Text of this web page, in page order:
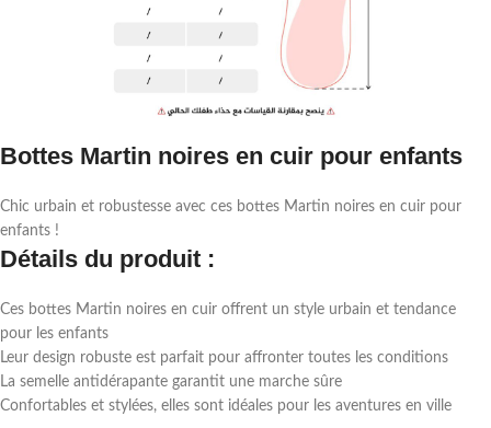
Bottes Martin noires en cuir pour enfants
Chic urbain et robustesse avec ces bottes Martin noires en cuir pour
enfants !
Détails du produit :
Ces bottes Martin noires en cuir offrent un style urbain et tendance
pour les enfants
Leur design robuste est parfait pour affronter toutes les conditions
La semelle antidérapante garantit une marche sûre
Confortables et stylées, elles sont idéales pour les aventures en ville